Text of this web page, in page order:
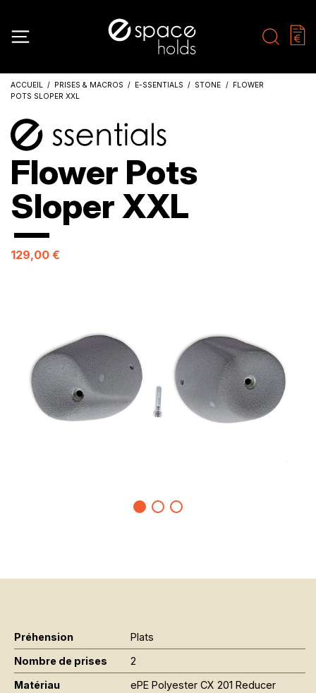
ACCUEIL PRISES & MACROS E-SSENTIALS STONE
FLOWER
POTS SLOPER XXL
Flower Pots
Sloper XXL
129,00 €
Préhension
Plats
Nombre de prises
2
Matériau
ePE Polyester CX 201 Reducer